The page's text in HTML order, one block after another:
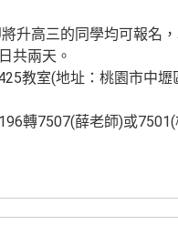
升高三的同學均可報名
共兩天。
教室(地址：桃園市中壢
轉7507(薛老師)或